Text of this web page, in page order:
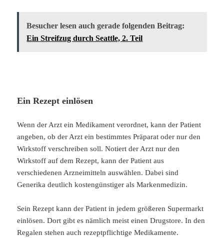
Besucher lesen auch gerade folgenden Beitrag:
Ein Streifzug durch Seattle, 2. Teil
Ein Rezept einlösen
Wenn der Arzt ein Medikament verordnet, kann der Patient
angeben, ob der Arzt ein bestimmtes Präparat oder nur den
Wirkstoff verschreiben soll. Notiert der Arzt nur den
Wirkstoff auf dem Rezept, kann der Patient aus
verschiedenen Arzneimitteln auswählen. Dabei sind
Generika deutlich kostengünstiger als Markenmedizin.
Sein Rezept kann der Patient in jedem größeren Supermarkt
einlösen. Dort gibt es nämlich meist einen Drugstore. In den
Regalen stehen auch rezeptpflichtige Medikamente.